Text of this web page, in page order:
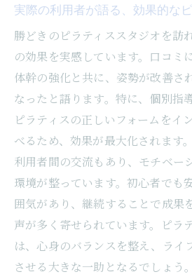
実際の利用者が語る、効果的な
勝どきのピラティススタジオを訪
の効果を実感しています。口コミ
体幹の強化と共に、姿勢が改善さ
なったと語ります。特に、個別指
ピラティスの正しいフォームをイ
べるため、効果が最大化されます
利用者間の交流もあり、モチベー
環境が整っています。初心者でも
囲気があり、継続することで成果
声が多く寄せられています。ピラ
は、心身のバランスを整え、ライ
させる大きな一助となるでしょう